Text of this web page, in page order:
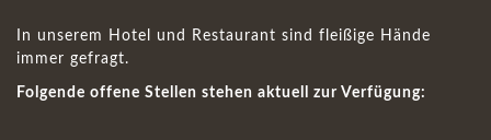
In unserem Hotel und Restaurant sind fleißige Hände
immer gefragt.
Folgende offene Stellen stehen aktuell zur Verfügung: